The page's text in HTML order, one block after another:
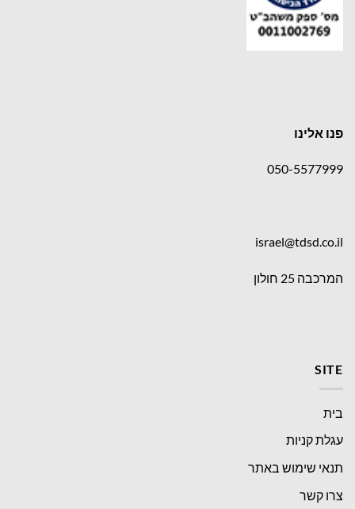
פנו אלינו
050-5577999
israel@tdsd.co.il
המרכבה 25 חולון
SITE
בית
עגלת קניות
תנאי שימוש באתר
צרו קשר